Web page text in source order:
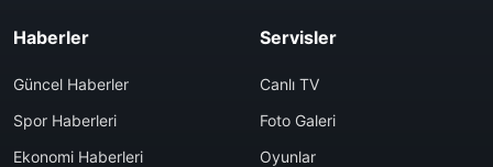
Haberler
Güncel Haberler
Spor Haberleri
Ekonomi Haberleri
Servisler
Canlı TV
Foto Galeri
Oyunlar